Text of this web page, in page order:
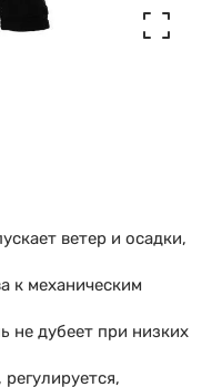
ветер и осадки,
к механическим
не дубеет при низких